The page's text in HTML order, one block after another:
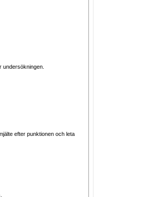
undersökningen.
efter punktionen och leta